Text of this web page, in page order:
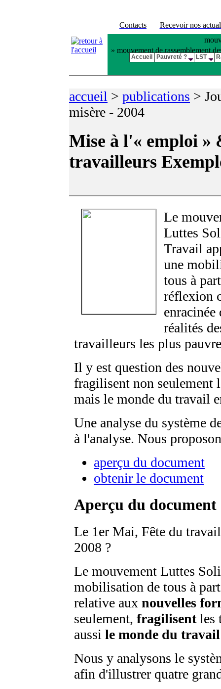
Contacts
Recevoir nos
» mouvement de rassemblement
accueil > publications >
misère - 2004
Mise à l'« emploi »
travailleurs
Le
Luttes
Travail
une
tous à
réflexion
enracinée
réalités
travailleurs les plus
Il y est question des
fragilisent non seulement
mais le monde du travail
Une analyse du système
à l'analyse. Nous
aperçu du document
obtenir le document
Aperçu du document
Le 1er Mai, Fête du
2008 ?
Le mouvement Luttes
mobilisation de tous à
relative aux nouvelles
seulement, fragilisentles
aussi le monde du
Nous y analysons le
afin d'illustrer quatre
Accueil Pauvreté ? LST